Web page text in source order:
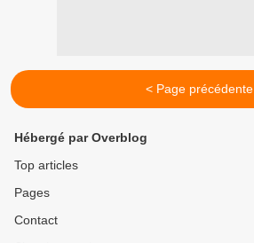
< Page précédente
Hébergé par Overblog
Top articles
Pages
Contact